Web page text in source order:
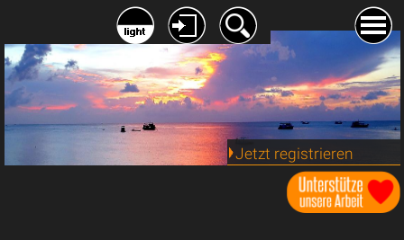
Jetzt registrieren